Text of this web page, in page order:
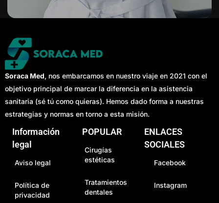
Soraca Med, nos embarcamos en nuestro viaje en 2021 con el
objetivo principal de marcar la diferencia en la asistencia
sanitaria (sé tú como quieras). Hemos dado forma a nuestras
estrategias y normas en torno a esta misión.
Información
legal
Aviso legal
Política de
privacidad
POPULAR
Cirugías
estéticas
Tratamientos
dentales
ENLACES
SOCIALES
Facebook
Instagram